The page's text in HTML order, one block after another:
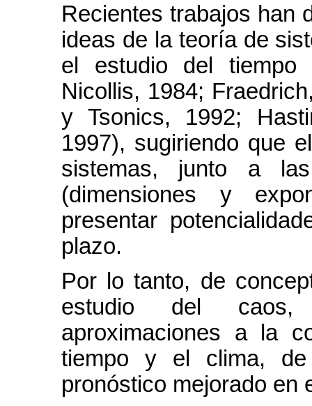
Recientes trabajos han
ideas de la teoría de
el estudio del tiempo
Nicollis, 1984;
y Tsonics, 1992;
1997), sugiriendo que
sistemas, junto a
(dimensiones y
presentar
plazo.
Por lo tanto, de
estudio del caos,
aproximaciones a la
tiempo y el clima,
pronóstico mejorado en